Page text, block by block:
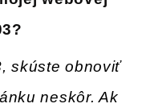
?
skúste obnoviť
neskôr. Ak